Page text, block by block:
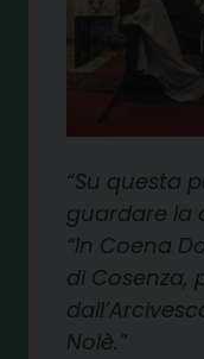
Su questa
guardare la
“In Coena
di Cosenza,
Nolè.